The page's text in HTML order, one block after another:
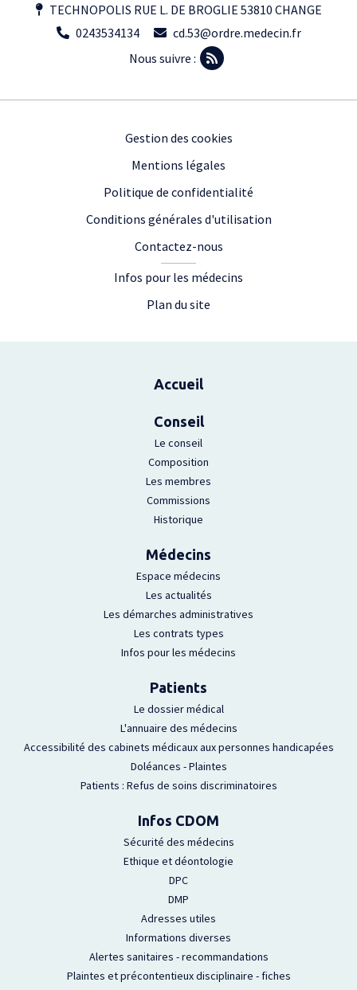
TECHNOPOLIS RUE L. DE BROGLIE 53810 CHANGE
0243534134
cd.53@ordre.medecin.fr
Nous suivre :
Gestion des cookies
Mentions légales
Politique de confidentialité
Conditions générales d'utilisation
Contactez-nous
Infos pour les médecins
Plan du site
Accueil
Conseil
Le conseil
Composition
Les membres
Commissions
Historique
Médecins
Espace médecins
Les actualités
Les démarches administratives
Les contrats types
Infos pour les médecins
Patients
Le dossier médical
L'annuaire des médecins
Accessibilité des cabinets médicaux aux personnes handicapées
Doléances - Plaintes
Patients : Refus de soins discriminatoires
Infos CDOM
Sécurité des médecins
Ethique et déontologie
DPC
DMP
Adresses utiles
Informations diverses
Alertes sanitaires - recommandations
Plaintes et précontentieux disciplinaire - fiches